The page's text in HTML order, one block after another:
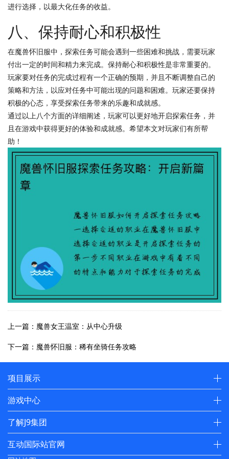
进行选择，以最大化任务的收益。
八、保持耐心和积极性
在魔兽怀旧服中，探索任务可能会遇到一些困难和挑战，需要玩家
付出一定的时间和精力来完成。保持耐心和积极性是非常重要的。
玩家要对任务的完成过程有一个正确的预期，并且不断调整自己的
策略和方法，以应对任务中可能出现的问题和困难。玩家还要保持
积极的心态，享受探索任务带来的乐趣和成就感。
通过以上八个方面的详细阐述，玩家可以更好地开启探索任务，并
且在游戏中获得更好的体验和成就感。希望本文对玩家们有所帮
助！
上一篇：魔兽女王温室：从中心升级
下一篇：魔兽怀旧服：稀有坐骑任务攻略
项目展示
游戏中心
了解J9集团
互动国际站官网